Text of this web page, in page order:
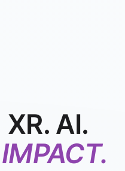
XR. AI.
IMPACT.